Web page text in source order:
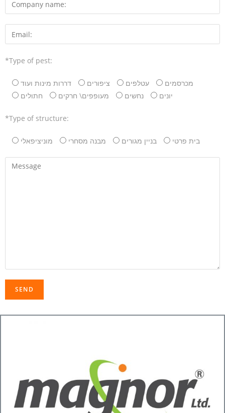
*Type of pest:
דררות מינות ועוד ציפורים עטלפים
מכרסמים
חתולים
מעופפים\ חרקים נחשים יונים
*Type of structure:
מוניציפאלי מבנה מסחרי בניין מגורים בית פרטי